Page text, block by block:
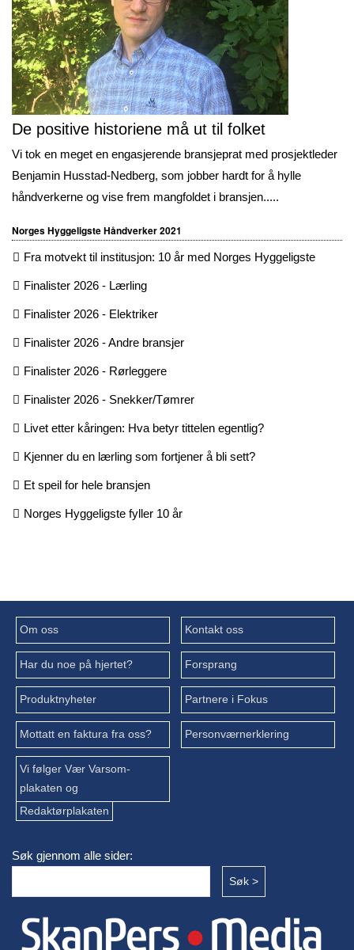
De positive historiene må ut til folket
Vi tok en meget en engasjerende bransjeprat med prosjektleder
Benjamin Husstad-Nedberg, som jobber hardt for å hylle
håndverkerne og vise frem mangfoldet i bransjen.....
Norges Hyggeligste Håndverker 2021
Fra motvekt til institusjon: 10 år med Norges Hyggeligste
Finalister 2026 - Lærling
Finalister 2026 - Elektriker
Finalister 2026 - Andre bransjer
Finalister 2026 - Rørleggere
Finalister 2026 - Snekker/Tømrer
Livet etter kåringen: Hva betyr tittelen egentlig?
Kjenner du en lærling som fortjener å bli sett?
Et speil for hele bransjen
Norges Hyggeligste fyller 10 år
Om oss Kontakt oss
Har du noe på hjertet? Forsprang
Produktnyheter Partnere i Fokus
Mottatt en faktura fra oss? Personværnerklering
Vi følger Vær Varsom-
plakaten og
Redaktørplakaten
Søk gjennom alle sider: